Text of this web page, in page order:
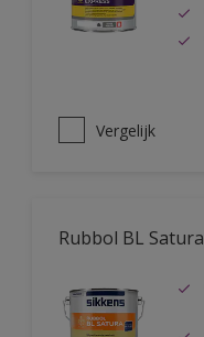
Vergelijk
Rubbol BL Satura